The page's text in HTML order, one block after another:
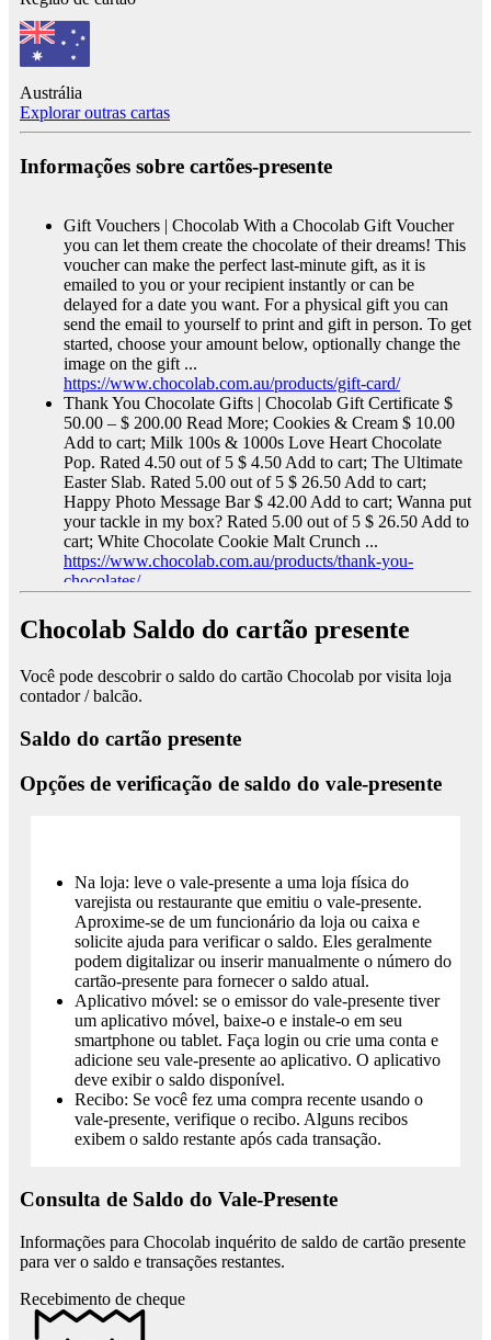
Austrália
Explorar outras cartas
Informações sobre cartões-presente
Gift Vouchers | Chocolab With a Chocolab Gift Voucher
you can let them create the chocolate of their dreams! This
voucher can make the perfect last-minute gift, as it is
emailed to you or your recipient instantly or can be
delayed for a date you want. For a physical gift you can
send the email to yourself to print and gift in person. To get
started, choose your amount below, optionally change the
image on the gift ...
https://www.chocolab.com.au/products/gift-card/
Thank You Chocolate Gifts | Chocolab Gift Certificate $
50.00 – $ 200.00 Read More; Cookies & Cream $ 10.00
Add to cart; Milk 100s & 1000s Love Heart Chocolate
Pop. Rated 4.50 out of 5 $ 4.50 Add to cart; The Ultimate
Easter Slab. Rated 5.00 out of 5 $ 26.50 Add to cart;
Happy Photo Message Bar $ 42.00 Add to cart; Wanna put
your tackle in my box? Rated 5.00 out of 5 $ 26.50 Add to
cart; White Chocolate Cookie Malt Crunch ...
https://www.chocolab.com.au/products/thank-you-
chocolates/
Shipping Info; More. Wholesale Chocolates; FAQs;
Shipping Info; Why Us? About; Blog; Wedding; Visit Us;
Recipient / Teacher Gifts Teacher Gifts. Showing all 12
results Dark Chocolate Rocky Road 200g $ 16.00 Add to
cart; Giant Freckle Block. Rated 5.00 out of 5 $ 10 ...
recipient/chocolate-teacher-gifts/
Gift Voucher; Corporate; Shipping Info;
Showing all 7 results. Hearts and M&Ms Picture Message
Bar. Rated 5.00 out of 5 $ 42.00 Add to cart; White Malt
Crunch Message Bar $ 32.90 Add to cart; Deluxe Heart
Creation Message Bar ...
https://www.chocolab.com.au/product-tag/gifts/
Congratulations Chocolate Gifts | Chocolab
Certificate $ 50.00 – $ 200.00 Read More; Cookies &
Cream $ 10.00 Add to cart; Milk 100s & 1000s Love
Heart Chocolate Pop. Rated 4.50 out of 5 $ 4.50 Add to
cart; Happy Photo Message Bar $ 42.00 Add to cart; The
Ultimate Easter Slab. Rated 5.00 out of 5 $ 26.50 Add to
cart; Wanna put your tackle in my box? Rated 5.00 out of
5 $ 26.50 Add to cart; White Chocolate Cookie Malt
Crunch ...
https://www.chocolab.com.au/products/congratulations-
Parent Gifts - ChocolabGift Voucher; Corporate; Shipping
Info; More. Wholesale Chocolates; FAQs; Shipping Info;
Why Us? About; Blog; Wedding; Visit Us; Cart; Select
Page. 0 Items. Home / Shop / Shop By Recipient / Parent
Gifts Parent Gifts. Showing all 9 results Giant Freckle
Block. Rated 5.00 out of 5 $ 10.00 Add to cart; Milk
Chocolate Rocky Road 200g $ 16.00 Add to cart; Hearts
Chocolab Saldo do cartão presente
Você pode descobrir o saldo do cartão Chocolab por visita loja
contador / balcão.
Saldo do cartão presente
Opções de verificação de saldo do vale-presente
Na loja: leve o vale-presente a uma loja física do
varejista ou restaurante que emitiu o vale-presente.
Aproxime-se de um funcionário da loja ou caixa e
solicite ajuda para verificar o saldo. Eles geralmente
podem digitalizar ou inserir manualmente o número do
cartão-presente para fornecer o saldo atual.
Aplicativo móvel: se o emissor do vale-presente tiver
um aplicativo móvel, baixe-o e instale-o em seu
smartphone ou tablet. Faça login ou crie uma conta e
adicione seu vale-presente ao aplicativo. O aplicativo
deve exibir o saldo disponível.
Recibo: Se você fez uma compra recente usando o
vale-presente, verifique o recibo. Alguns recibos
exibem o saldo restante após cada transação.
Consulta de Saldo do Vale-Presente
Informações para Chocolab inquérito de saldo de cartão presente
para ver o saldo e transações restantes.
Recebimento de cheque